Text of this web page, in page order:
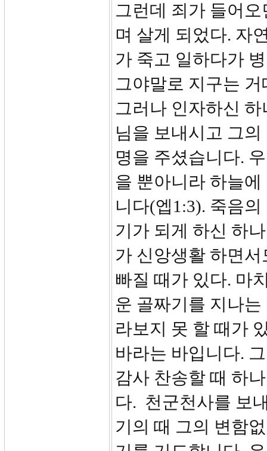
그런데 죄가 들어
며 살게 되었다. 자
가 죽고 일하다가
그야말로 지구는
그러나 인자하신
님을 보내시고 그
명을 주셨습니다.
을 뿐아니라 하늘
니다(엡1:3). 죽음
기가 되게 하신 하
가 신앙생활 하면
빠질 때가 있다. 마
운 골짜기를 지나
라보지 못 할 때가
바라는 바입니다.
감사 찬송할 때 하
다. 천군천사를 보
기의 때 그의 변함